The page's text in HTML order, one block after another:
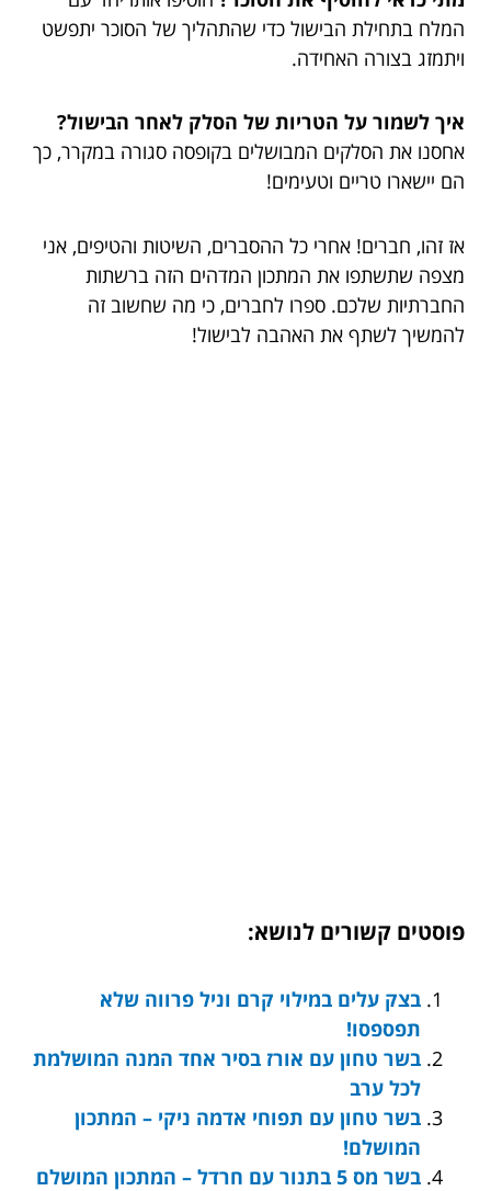
המלח בתחילת הבישול כדי שהתהליך של הסוכר יתפשט
ויתמזג בצורה האחידה.
איך לשמור על הטריות של הסלק לאחר הבישול?
אחסנו את הסלקים המבושלים בקופסה סגורה במקרר, כך
הם יישארו טריים וטעימים!
אז זהו, חברים! אחרי כל ההסברים, השיטות והטיפים, אני
מצפה שתשתפו את המתכון המדהים הזה ברשתות
החברתיות שלכם. ספרו לחברים, כי מה שחשוב זה
להמשיך לשתף את האהבה לבישול!
פוסטים קשורים לנושא:
בצק עלים במילוי קרם וניל פרווה שלא
תפספסו!
בשר טחון עם אורז בסיר אחד המנה המושלמת
לכל ערב
בשר טחון עם תפוחי אדמה ניקי – המתכון
המושלם!
בשר מס 5 בתנור עם חרדל – המתכון המושלם